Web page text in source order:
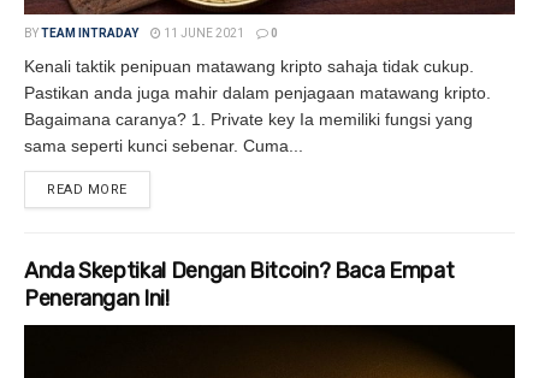
BYTEAM INTRADAY 11 JUNE 2021 0
Kenali taktik penipuan matawang kripto sahaja tidak cukup.
Pastikan anda juga mahir dalam penjagaan matawang kripto.
Bagaimana caranya? 1. Private key Ia memiliki fungsi yang
sama seperti kunci sebenar. Cuma...
READ MORE
Anda Skeptikal Dengan Bitcoin? Baca Empat
Penerangan Ini!